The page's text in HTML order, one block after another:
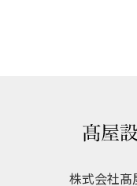
株式会社髙